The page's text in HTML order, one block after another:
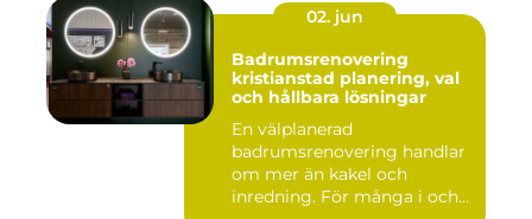
02. jun
Badrumsrenovering
kristianstad planering, val
och hållbara lösningar
En välplanerad
badrumsrenovering handlar
om mer än kakel och
inredning. För många i och